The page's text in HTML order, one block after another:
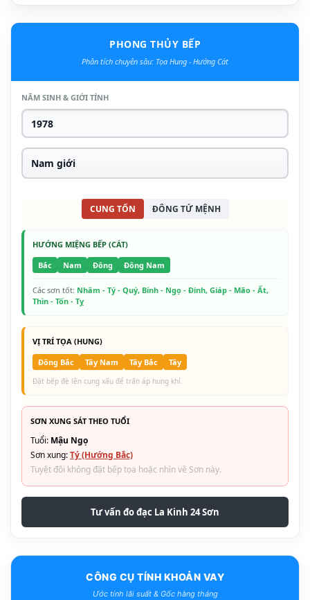
PHONG THỦY BẾP
Phân tích chuyên sâu: Tọa Hung - Hướng Cát
NĂM SINH & GIỚI TÍNH
CUNG TỐN ĐÔNG TỨ MỆNH
HƯỚNG MIỆNG BẾP (CÁT)
Bắc
Nam Đông Đông Nam
Các sơn tốt: Nhâm - Tý - Quý, Bính - Ngọ - Đinh, Giáp - Mão - Ất,
Thìn - Tốn - Tỵ
VỊ TRÍ TỌA (HUNG)
Đông Bắc
Tây Nam Tây Bắc Tây
Đặt bếp đè lên cung xấu để trấn áp hung khí.
SƠN XUNG SÁT THEO TUỔI
Tuổi: Mậu Ngọ
Sơn xung:Tý (Hướng Bắc)
Tuyệt đối không đặt bếp tọa hoặc nhìn về Sơn này.
Tư vấn đo đạc La Kinh 24 Sơn
CÔNG CỤ TÍNH KHOẢN VAY
Ước tính lãi suất & Gốc hàng tháng